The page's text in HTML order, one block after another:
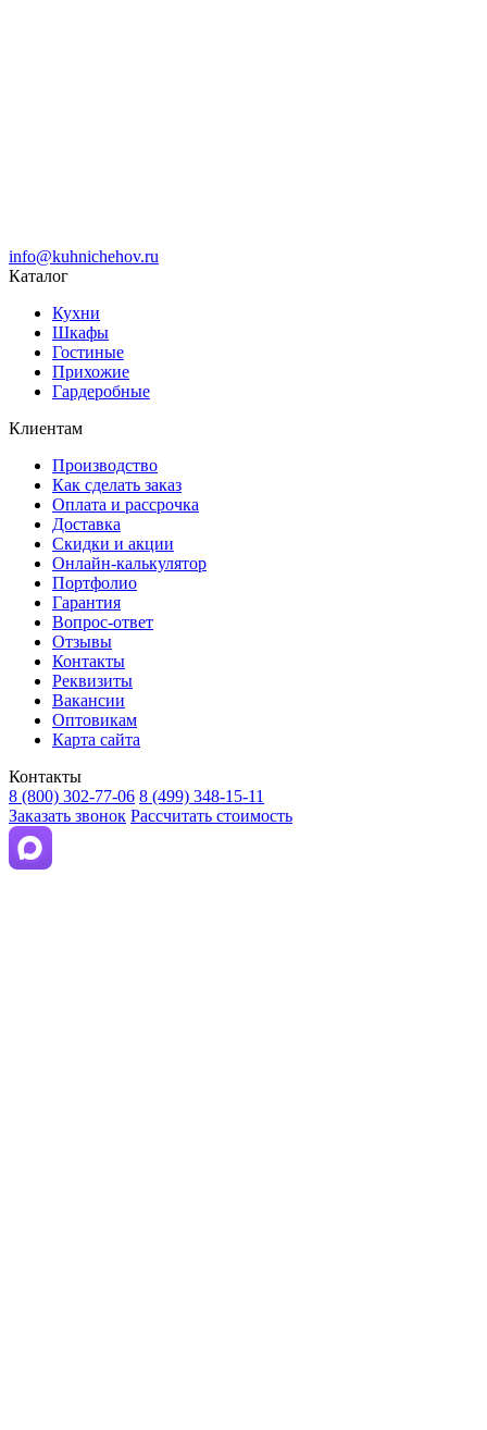
info@kuhnichehov.ru
Каталог
Кухни
Шкафы
Гостиные
Прихожие
Гардеробные
Клиентам
Производство
Как сделать заказ
Оплата и рассрочка
Доставка
Скидки и акции
Онлайн-калькулятор
Портфолио
Гарантия
Вопрос-ответ
Отзывы
Контакты
Реквизиты
Вакансии
Оптовикам
Карта сайта
Контакты
8 (800) 302-77-06 8 (499) 348-15-11
Заказать звонок Рассчитать стоимость